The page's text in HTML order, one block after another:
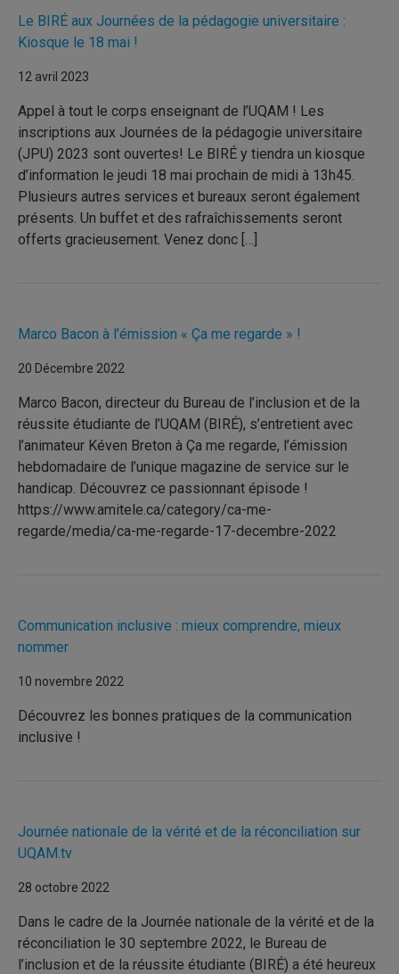
Le BIRÉ aux Journées de la pédagogie universitaire :
Kiosque le 18 mai !
12 avril 2023
Appel à tout le corps enseignant de l’UQAM ! Les
inscriptions aux Journées de la pédagogie universitaire
(JPU) 2023 sont ouvertes! Le BIRÉ y tiendra un kiosque
d’information le jeudi 18 mai prochain de midi à 13h45.
Plusieurs autres services et bureaux seront également
présents. Un buffet et des rafraîchissements seront
offerts gracieusement. Venez donc […]
Marco Bacon à l’émission « Ça me regarde » !
20 Décembre 2022
Marco Bacon, directeur du Bureau de l’inclusion et de la
réussite étudiante de l’UQAM (BIRÉ), s’entretient avec
l’animateur Kéven Breton à Ça me regarde, l’émission
hebdomadaire de l’unique magazine de service sur le
handicap. Découvrez ce passionnant épisode !
https://www.amitele.ca/category/ca-me-
regarde/media/ca-me-regarde-17-decembre-2022
Communication inclusive : mieux comprendre, mieux
nommer
10 novembre 2022
Découvrez les bonnes pratiques de la communication
inclusive !
Journée nationale de la vérité et de la réconciliation sur
UQAM.tv
28 octobre 2022
Dans le cadre de la Journée nationale de la vérité et de la
réconciliation le 30 septembre 2022, le Bureau de
l’inclusion et de la réussite étudiante (BIRÉ) a été heureux